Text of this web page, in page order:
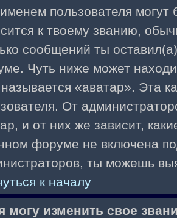
пользователя могут
к твоему званию,
сообщений ты
Чуть ниже может
«аватар». Эта
От
и от них же зависит,
форуме не включена
ты можешь
к началу
могу изменить свое